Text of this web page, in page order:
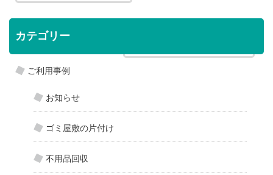
カテゴリー
ご利用事例
お知らせ
ゴミ屋敷の片付け
不用品回収